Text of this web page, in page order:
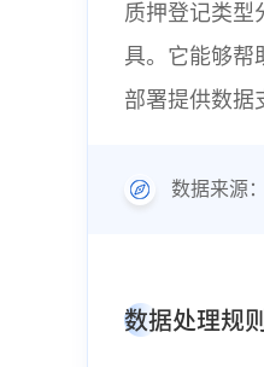
质押登记类型
具。它能够帮
部署提供数据
数据来源：
数据处理规